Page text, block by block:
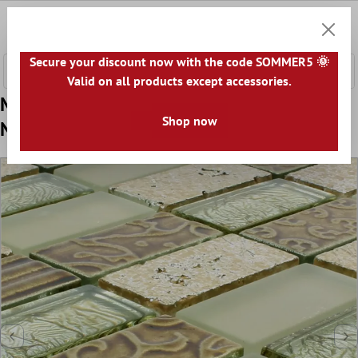
Model din Plăci De Mozaic Sticlă Piatră
Naturală Piroshka Aur
Secure your discount now with the code SOMMER5 🌞
Valid on all products except accessories.
Shop now